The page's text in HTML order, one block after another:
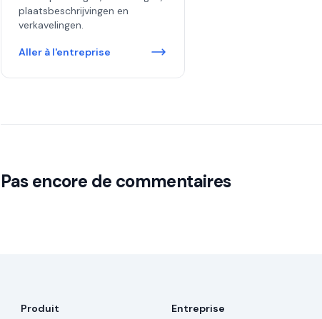
plaatsbeschrijvingen en
verkavelingen.
Aller à l'entreprise
Pas encore de commentaires
Produit Entreprise